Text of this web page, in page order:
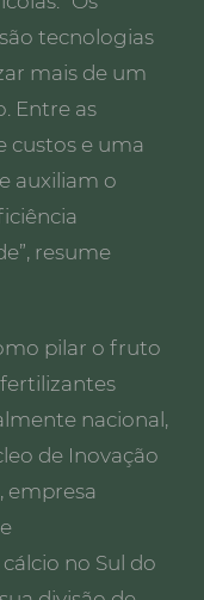
tecnologias
mais de um
Entre as
custos e uma
auxiliam o
resume
pilar o fruto
nacional,
de Inovação
empresa
no Sul do